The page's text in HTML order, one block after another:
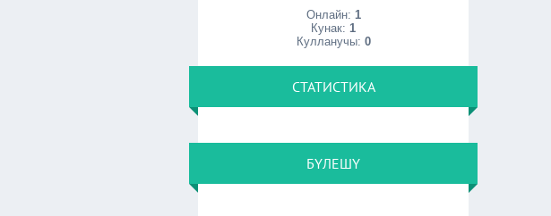
Онлайн: 1
Кунак:1
Кулланучы: 0
СТАТИСТИКА
БҮЛЕШҮ